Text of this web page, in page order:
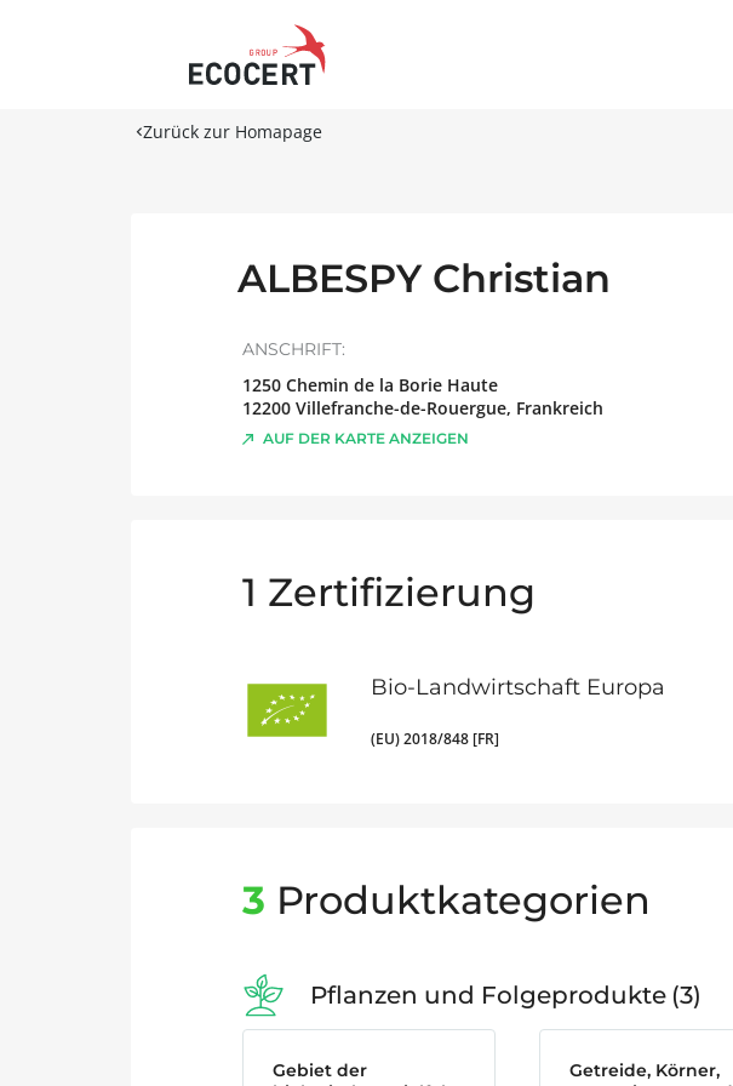
Zurück zur Homapage
ALBESPY Christian
ANSCHRIFT:
1250 Chemin de la Borie Haute
12200 Villefranche-de-Rouergue, Frankreich
AUF DER KARTE ANZEIGEN
1 Zertifizierung
Bio-Landwirtschaft Europa
(EU) 2018/848 [FR]
3 Produktkategorien
Pflanzen und Folgeprodukte 3
Gebiet der
Getreide, Körner,